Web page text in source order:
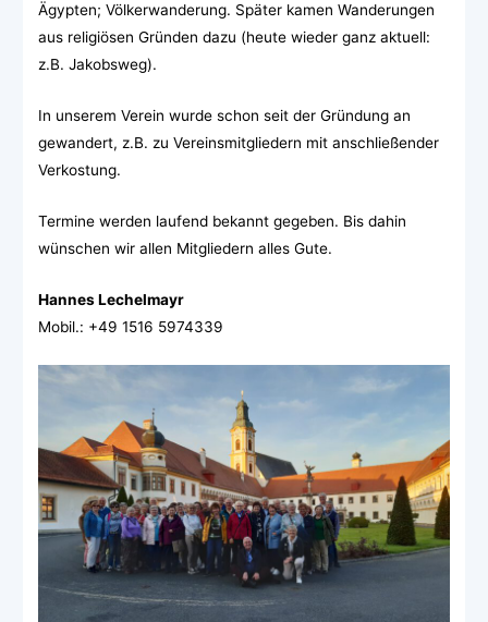
Ägypten; Völkerwanderung. Später kamen Wanderungen
aus religiösen Gründen dazu (heute wieder ganz aktuell:
z.B. Jakobsweg).
In unserem Verein wurde schon seit der Gründung an
gewandert, z.B. zu Vereinsmitgliedern mit anschließender
Verkostung.
Termine werden laufend bekannt gegeben. Bis dahin
wünschen wir allen Mitgliedern alles Gute.
Hannes Lechelmayr
Mobil.: +49 1516 5974339